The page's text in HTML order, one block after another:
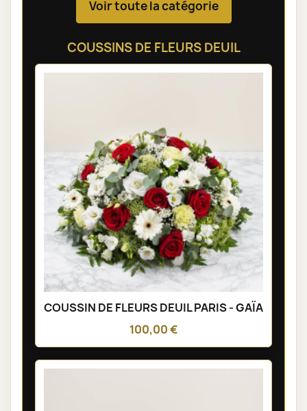
Voir toute la catégorie
COUSSINS DE FLEURS DEUIL
COUSSIN DE FLEURS DEUIL PARIS - GAÏA
100,00 €